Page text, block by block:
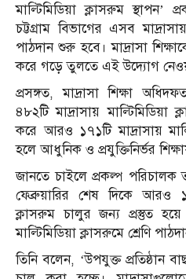
মাল্টিমিডিয়া ক্লাসরুম
চট্টগ্রাম বিভাগের এসব
পাঠদান শুরু হবে। মাদ্রাসা
করে গড়ে তুলতে এই উদ্যোগ
প্রসঙ্গত, মাদ্রাসা শিক্ষা
৪৮২টি মাদ্রাসায়
করে আরও ১৭১টি মাদ্রাসায়
হলে আধুনিক ও প্রযুক্তিনির্ভর
জানতে চাইলে প্রকল্প
ফেব্রুয়ারির শেষ দিকে আরও
ক্লাসরুম চালুর জন্য প্রস্তুত
মাল্টিমিডিয়া ক্লাসরুমে শ্রেণি
তিনি বলেন, ‘উপযুক্ত প্রতিষ্ঠান